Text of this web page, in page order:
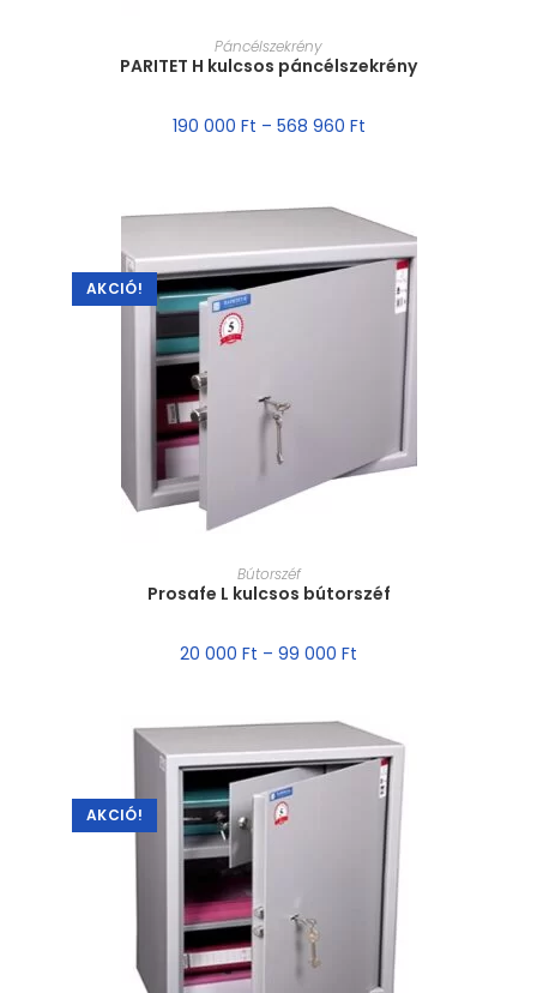
MÉRET VÁLASZTÁSA
Páncélszekrény
PARITET H kulcsos páncélszekrény
190 000 Ft – 568 960 Ft
AKCIÓ!
MÉRET VÁLASZTÁSA
Bútorszéf
Prosafe L kulcsos bútorszéf
20 000 Ft – 99 000 Ft
AKCIÓ!